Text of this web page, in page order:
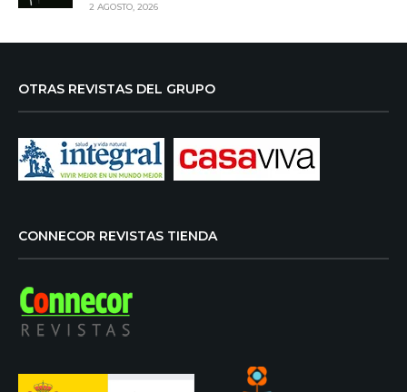
2 AGOSTO, 2026
OTRAS REVISTAS DEL GRUPO
CONNECOR REVISTAS TIENDA